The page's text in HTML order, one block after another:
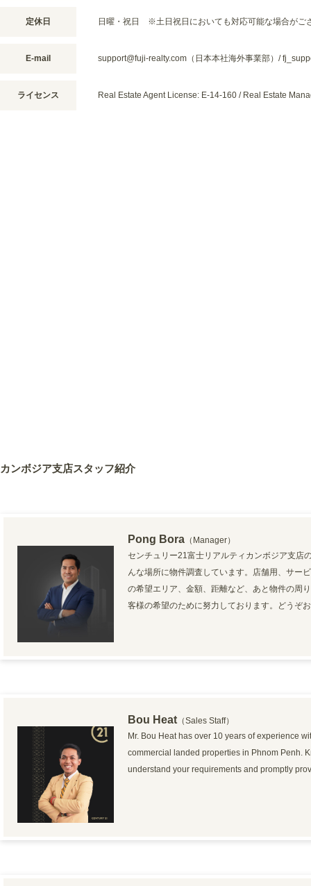
定休日 日曜・祝日 ※土日祝日においても対応可能な場合がご
E-mail support@fuji-realty.com（日本本社海外事業部）/
ライセンス Real Estate Agent License: E-14-160 / Real Estate
カンボジア支店スタッフ紹介
Pong Bora （Manager）
センチュリー21富士リアルティカンボジア支店
んな場所に物件調査しています。店舗用、サー
の希望エリア、金額、距離など、あと物件の周
客様の希望のために努力しております。どうぞ
Bou Heat （Sales Staff）
Mr. Bou Heat has over 10 years of experience
commercial landed properties in Phnom Penh.
understand your requirements and promptly